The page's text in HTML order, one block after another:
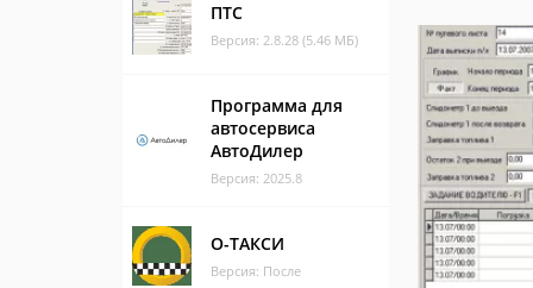
ПТС
Версия: 2.8.28 (5.46 МБ)
Программа для
автосервиса
АвтоДилер
Версия: 2025.8
О-ТАКСИ
Версия: После